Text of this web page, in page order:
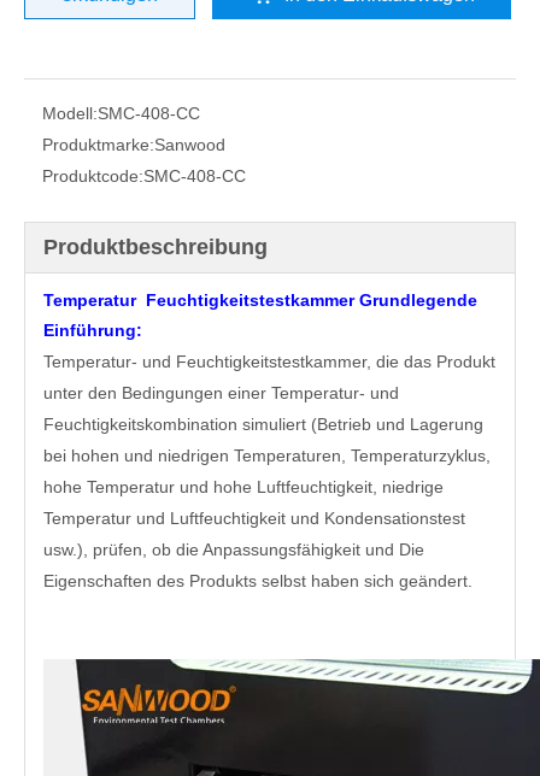
Modell:SMC-408-CC
Produktmarke:Sanwood
Produktcode:SMC-408-CC
Produktbeschreibung
Temperatur FeuchtigkeitstestkammerGrundlegende
Einführung:
Temperatur- und Feuchtigkeitstestkammer, die das Produkt
unter den Bedingungen einer Temperatur- und
Feuchtigkeitskombination simuliert (Betrieb und Lagerung
bei hohen und niedrigen Temperaturen, Temperaturzyklus,
hohe Temperatur und hohe Luftfeuchtigkeit, niedrige
Temperatur und Luftfeuchtigkeit und Kondensationstest
usw.), prüfen, ob die Anpassungsfähigkeit und Die
Eigenschaften des Produkts selbst haben sich geändert.